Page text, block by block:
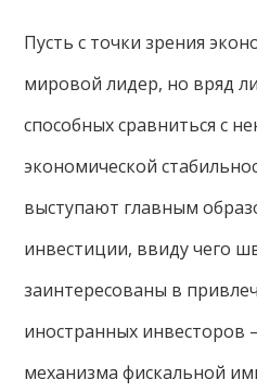
Пусть с точки зрения
мировой лидер, но вряд
способных сравниться с
экономической
выступают главным
инвестиции, ввиду чего
заинтересованы в
иностранных инвесторов
механизма фискальной